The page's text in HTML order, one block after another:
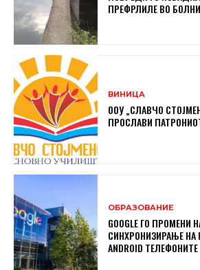
ПРЕФРЛИЛЕ ВО
ВИНИЦА
ООУ „СЛАВЧО
ПРОСЛАВИ
ОБРАЗОВАНИЕ
GOOGLE ГО ПРОМЕНИ
СИНХРОНИЗИРАЊЕ НА
ANDROID ТЕЛЕФОНИТЕ